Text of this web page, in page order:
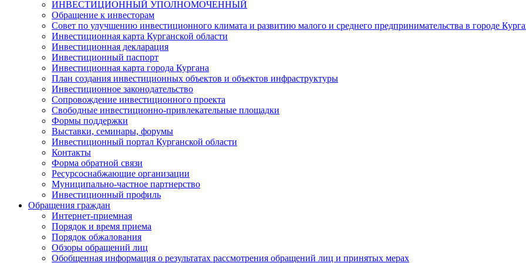
ИНВЕСТИЦИОННЫЙ УПОЛНОМОЧЕННЫЙ
Обращение к инвесторам
Совет по улучшению инвестиционного климата и развитию малого и среднего предпринимательства в городе
Инвестиционная карта Курганской области
Инвестиционная декларация
Инвестиционный паспорт
Инвестиционная карта города Кургана
План создания инвестиционных объектов и объектов инфраструктуры
Инвестиционное законодательство
Сопровождение инвестиционного проекта
Свободные инвестиционно-привлекательные площадки
Формы поддержки
Выставки, семинары, форумы
Инвестиционный портал Курганской области
Контакты
Форма обратной связи
Ресурсоснабжающие организации
Муниципально-частное партнерство
Инвестиционный профиль
Обращения граждан
Интернет-приемная
Порядок и время приема
Порядок обжалования
Обзоры обращений лиц
Обобщенная информация о результатах рассмотрения обращений лиц и принятых мерах